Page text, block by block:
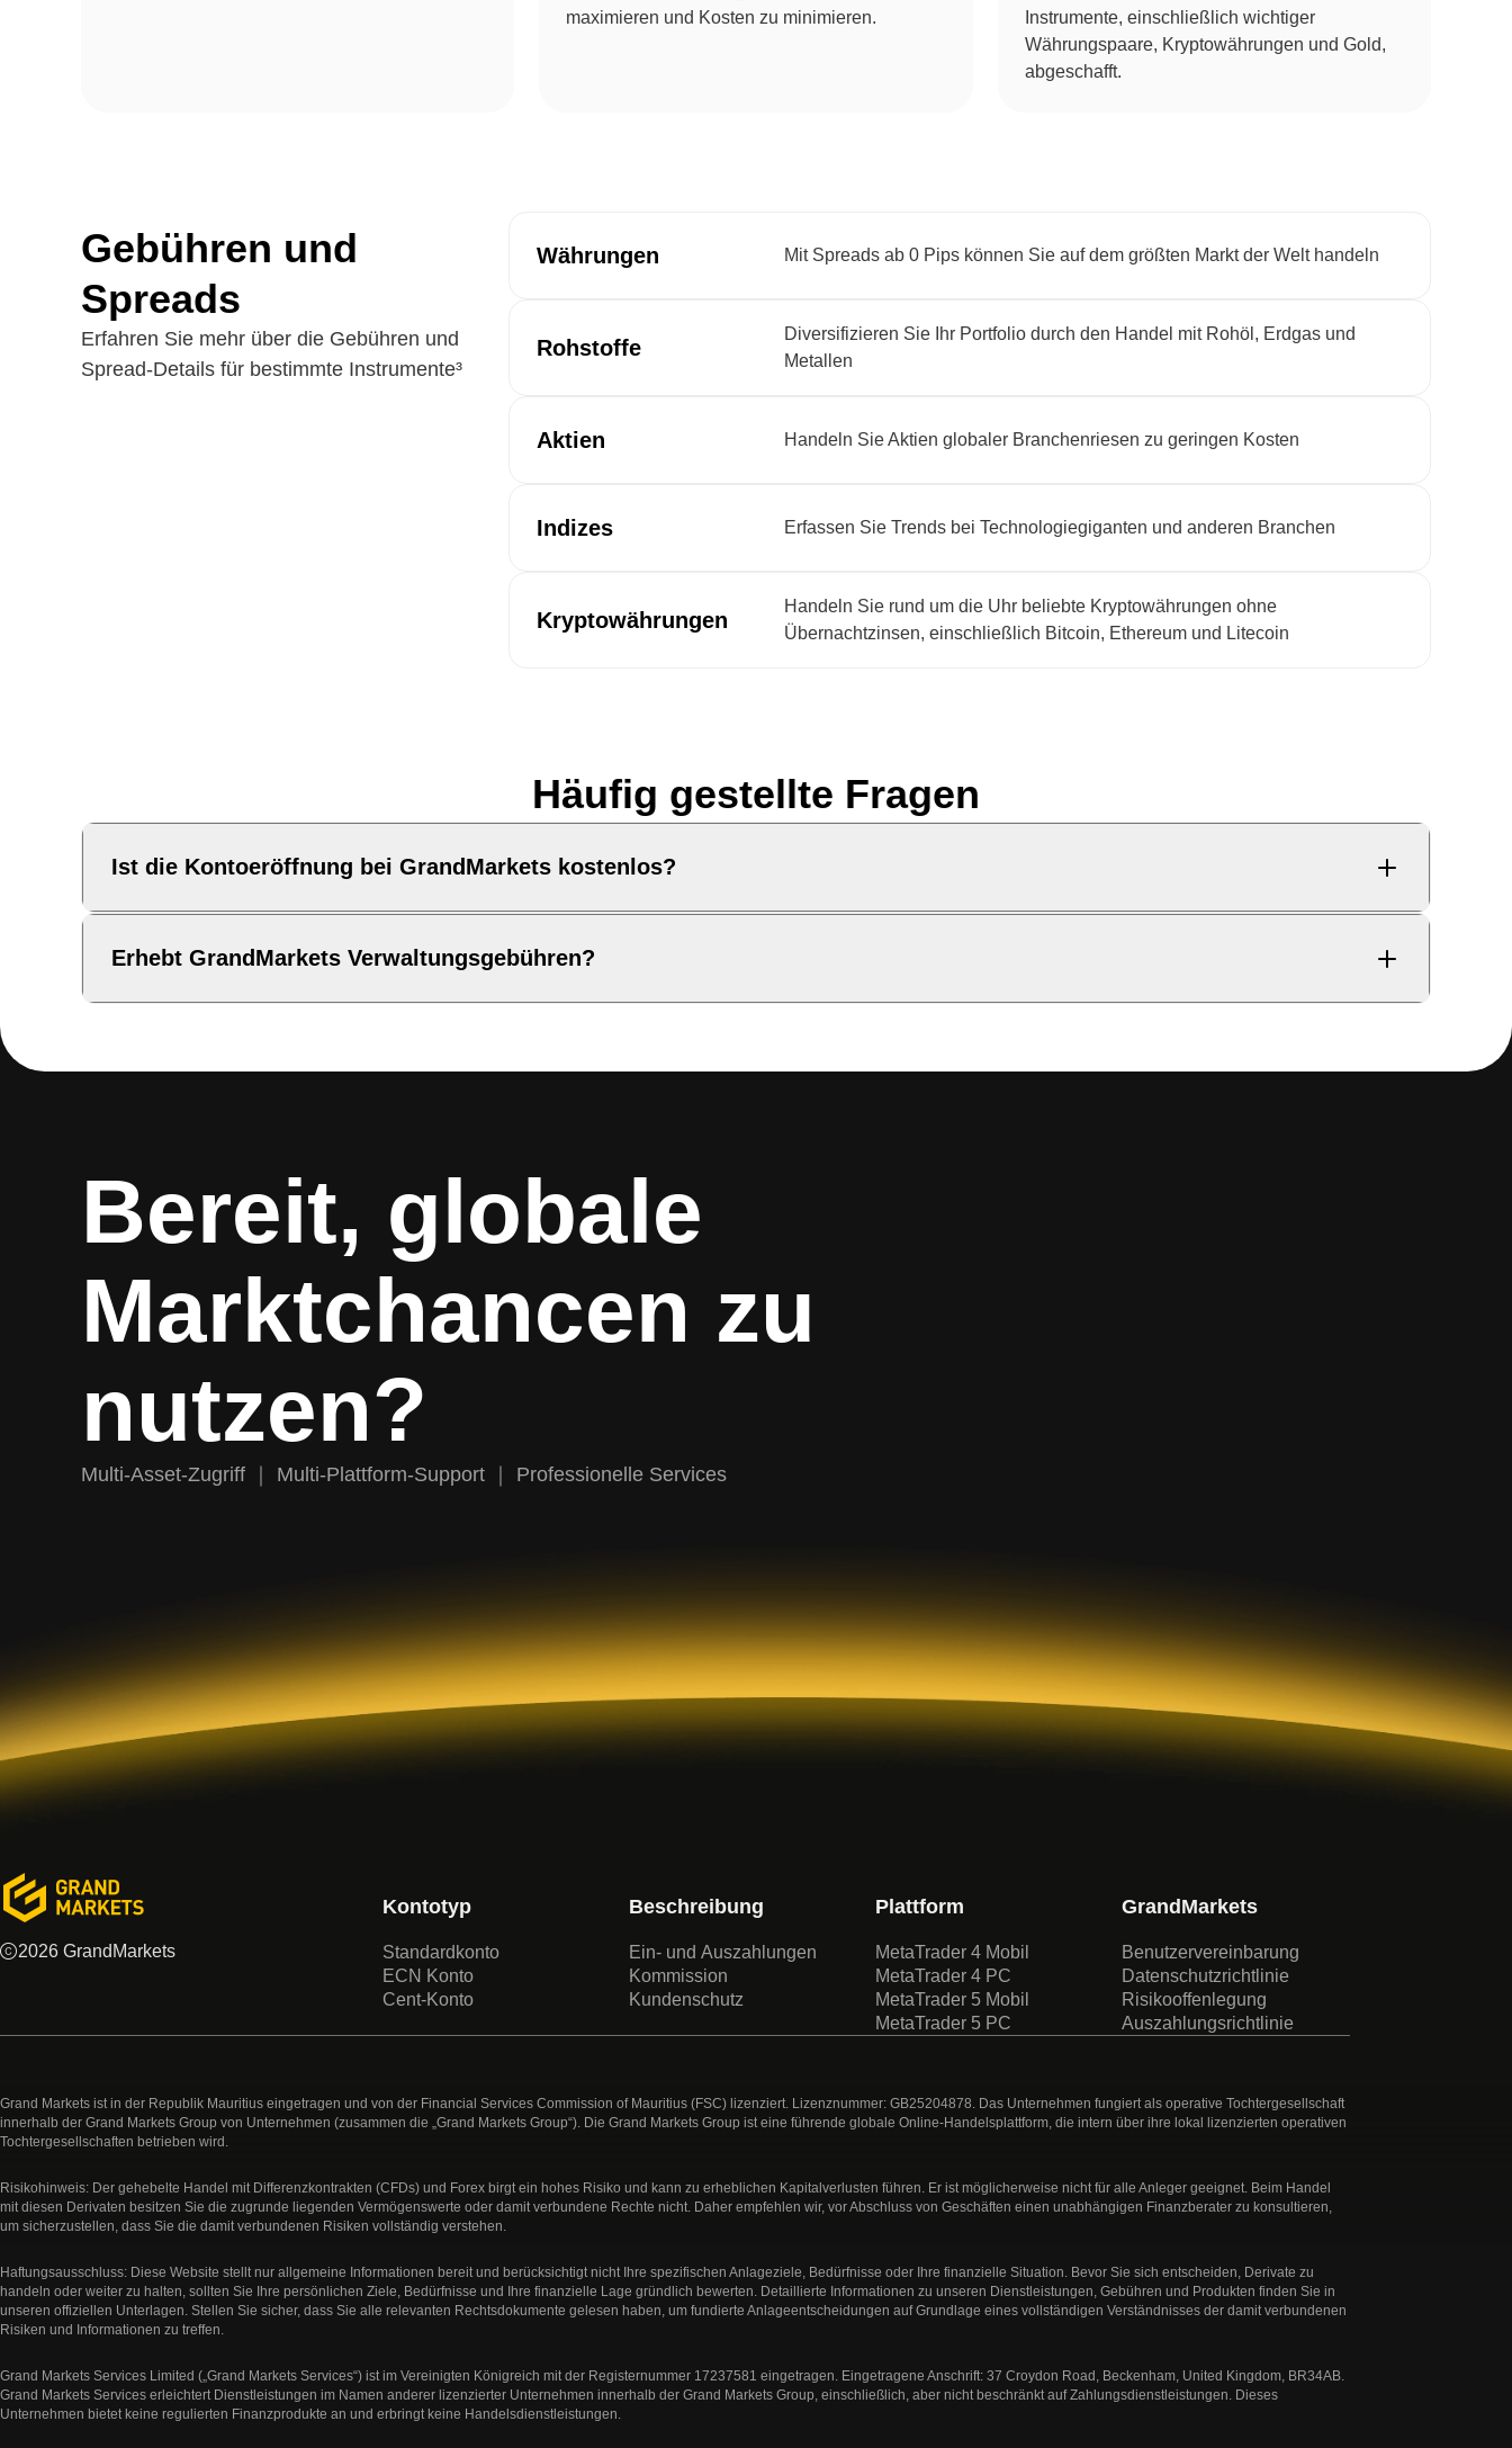
maximieren und Kosten zu minimieren.
Instrumente, einschließlich wichtiger
Währungspaare, Kryptowährungen und Gold,
abgeschafft.
Gebühren und
Spreads
Erfahren Sie mehr über die Gebühren und
Spread-Details für bestimmte Instrumente³
Währungen Mit Spreads ab 0 Pips können Sie auf dem größten Markt der Welt handeln
Rohstoffe
Diversifizieren Sie Ihr Portfolio durch den Handel mit Rohöl, Erdgas und
Metallen
Aktien Handeln Sie Aktien globaler Branchenriesen zu geringen Kosten
Indizes Erfassen Sie Trends bei Technologiegiganten und anderen Branchen
Kryptowährungen
Handeln Sie rund um die Uhr beliebte Kryptowährungen ohne
Übernachtzinsen, einschließlich Bitcoin, Ethereum und Litecoin
Häufig gestellte Fragen
Ist die Kontoeröffnung bei GrandMarkets kostenlos?
Erhebt GrandMarkets Verwaltungsgebühren?
Bereit, globale
Marktchancen zu
nutzen?
Multi-Asset-Zugriff ｜ Multi-Plattform-Support ｜ Professionelle Services
2026 GrandMarkets
Kontotyp
Standardkonto
ECN Konto
Cent-Konto
Beschreibung
Ein- und Auszahlungen
Kommission
Kundenschutz
Plattform
MetaTrader 4 Mobil
MetaTrader 4 PC
MetaTrader 5 Mobil
MetaTrader 5 PC
GrandMarkets
Benutzervereinbarung
Datenschutzrichtlinie
Risikooffenlegung
Auszahlungsrichtlinie
Grand Markets ist in der Republik Mauritius eingetragen und von der Financial Services Commission of Mauritius (FSC) lizenziert. Lizenznummer: GB25204878. Das Unternehmen fungiert als operative Tochtergesellschaft
innerhalb der Grand Markets Group von Unternehmen (zusammen die „Grand Markets Group“). Die Grand Markets Group ist eine führende globale Online-Handelsplattform, die intern über ihre lokal lizenzierten operativen
Tochtergesellschaften betrieben wird.
Risikohinweis: Der gehebelte Handel mit Differenzkontrakten (CFDs) und Forex birgt ein hohes Risiko und kann zu erheblichen Kapitalverlusten führen. Er ist möglicherweise nicht für alle Anleger geeignet. Beim Handel
mit diesen Derivaten besitzen Sie die zugrunde liegenden Vermögenswerte oder damit verbundene Rechte nicht. Daher empfehlen wir, vor Abschluss von Geschäften einen unabhängigen Finanzberater zu konsultieren,
um sicherzustellen, dass Sie die damit verbundenen Risiken vollständig verstehen.
Haftungsausschluss: Diese Website stellt nur allgemeine Informationen bereit und berücksichtigt nicht Ihre spezifischen Anlageziele, Bedürfnisse oder Ihre finanzielle Situation. Bevor Sie sich entscheiden, Derivate zu
handeln oder weiter zu halten, sollten Sie Ihre persönlichen Ziele, Bedürfnisse und Ihre finanzielle Lage gründlich bewerten. Detaillierte Informationen zu unseren Dienstleistungen, Gebühren und Produkten finden Sie in
unseren offiziellen Unterlagen. Stellen Sie sicher, dass Sie alle relevanten Rechtsdokumente gelesen haben, um fundierte Anlageentscheidungen auf Grundlage eines vollständigen Verständnisses der damit verbundenen
Risiken und Informationen zu treffen.
Grand Markets Services Limited („Grand Markets Services“) ist im Vereinigten Königreich mit der Registernummer 17237581 eingetragen. Eingetragene Anschrift: 37 Croydon Road, Beckenham, United Kingdom, BR34AB.
Grand Markets Services erleichtert Dienstleistungen im Namen anderer lizenzierter Unternehmen innerhalb der Grand Markets Group, einschließlich, aber nicht beschränkt auf Zahlungsdienstleistungen. Dieses
Unternehmen bietet keine regulierten Finanzprodukte an und erbringt keine Handelsdienstleistungen.